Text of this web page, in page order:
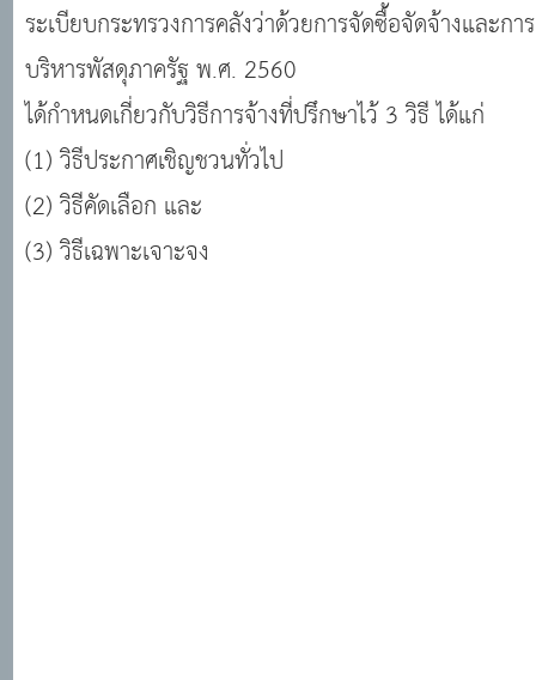
ระเบียบกระทรวงการคลังว่าด้วยการจัดซื้อจัดจ้างและการ
บริหารพัสดุภาครัฐ พ.ศ. 2560
ได้กำหนดเกี่ยวกับวิธีการจ้างที่ปรึกษาไว้ 3 วิธี ได้แก่
(1) วิธีประกาศเชิญชวนทั่วไป
(2) วิธีคัดเลือก และ
(3) วิธีเฉพาะเจาะจง